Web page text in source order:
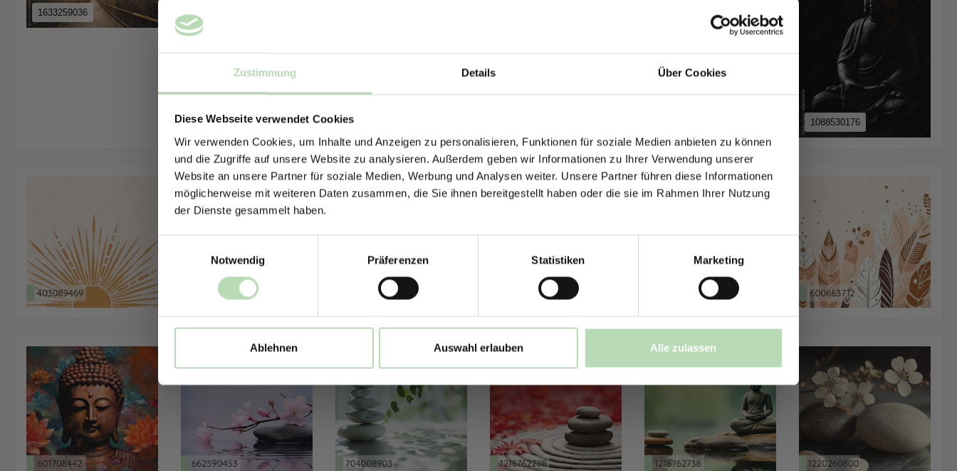
Zustimmung Details Über Cookies
Diese Webseite verwendet Cookies
Wir verwenden Cookies, um Inhalte und Anzeigen zu personalisieren, Funktionen für soziale Medien anbieten zu können
und die Zugriffe auf unsere Website zu analysieren. Außerdem geben wir Informationen zu Ihrer Verwendung unserer
Website an unsere Partner für soziale Medien, Werbung und Analysen weiter. Unsere Partner führen diese Informationen
möglicherweise mit weiteren Daten zusammen, die Sie ihnen bereitgestellt haben oder die sie im Rahmen Ihrer Nutzung
der Dienste gesammelt haben.
Notwendig
Präferenzen Statistiken Marketing
Ablehnen Auswahl erlauben Alle zulassen
1633259036
1088530176
Jetzt zum Newsletter anmelden.
Mit der Anmeldung erklärst du dich damit einverstanden,
E-Mails von uns zu erhalten.